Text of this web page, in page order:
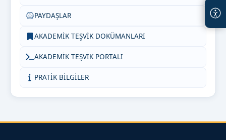
PAYDAŞLAR
AKADEMİK TEŞVİK DOKÜMANLARI
AKADEMİK TEŞVİK PORTALI
PRATİK BİLGİLER